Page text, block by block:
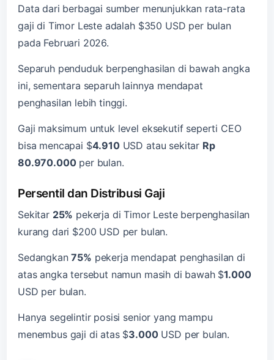
Data dari berbagai sumber menunjukkan rata-rata
gaji di Timor Leste adalah $350 USD per bulan
pada Februari 2026.
Separuh penduduk berpenghasilan di bawah angka
ini, sementara separuh lainnya mendapat
penghasilan lebih tinggi.
Gaji maksimum untuk level eksekutif seperti CEO
bisa mencapai $4.910USD atau sekitar Rp
80.970.000per bulan.
Persentil dan Distribusi Gaji
Sekitar 25% pekerja di Timor Leste berpenghasilan
kurang dari $200 USD per bulan.
Sedangkan75% pekerja mendapat penghasilan di
atas angka tersebut namun masih di bawah $1.000
USD per bulan.
Hanya segelintir posisi senior yang mampu
menembus gaji di atas $3.000USD per bulan.